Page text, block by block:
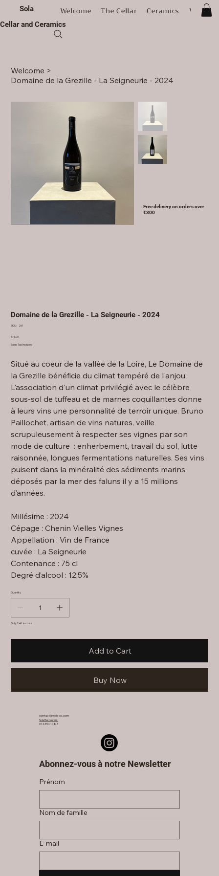
Cellar and Ceramics
Sola Welcome The Cellar Ceramics
Welcome >
Domaine de la Grezille - La Seigneurie - 2024
Domaine de la Grezille - La Seigneurie - 2024
SKU:
SKU
261
Price
€15.00
Sales Tax Included
Situé au coeur de la vallée de la Loire, Le Domaine de
la Grezille bénéficie du climat tempéré de l'anjou.
L'association d'un climat privilégié avec le célèbre
sous-sol de tuffeau et de marnes coquillantes donne
à leurs vins une personnalité de terroir unique. Bruno
Paillochet, artisan de vins natures, veille
scrupuleusement à respecter ses vignes par son
mode de culture : enherbement, travail du sol, lutte
raisonnée, longues fermentations naturelles. Ses vins
puisent dans la minéralité des sédiments marins
déposés par la mer des faluns il y a 15 millions
d’années.
Millésime : 2024
Cépage : Chenin Vielles Vignes
Appellation : Vin de France
cuvée : La Seigneurie
Contenance : 75 cl
Degré d’alcool : 12,5%
Quantity
Only 3 left in stock
Add to Cart
Buy Now
Free delivery on orders over
€300
Abonnez-vous à notre Newsletter
Prénom
Nom de famille
E‑mail
contact@sola-cc.com
Sola Restaurant
01 43 54 10 88